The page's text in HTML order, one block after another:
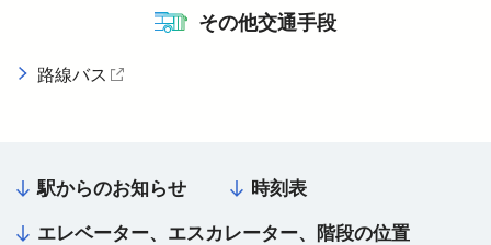
採用情報
その他交通手段
路線バス
駅からのお知らせ 時刻表
エレベーター、エスカレーター、階段の位置